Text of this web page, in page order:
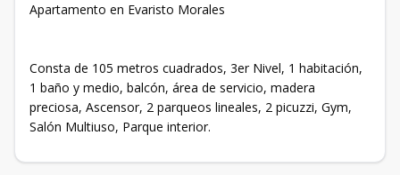
Apartamento en Evaristo Morales
Consta de 105 metros cuadrados, 3er Nivel, 1 habitación,
1 baño y medio, balcón, área de servicio, madera
preciosa, Ascensor, 2 parqueos lineales, 2 picuzzi, Gym,
Salón Multiuso, Parque interior.